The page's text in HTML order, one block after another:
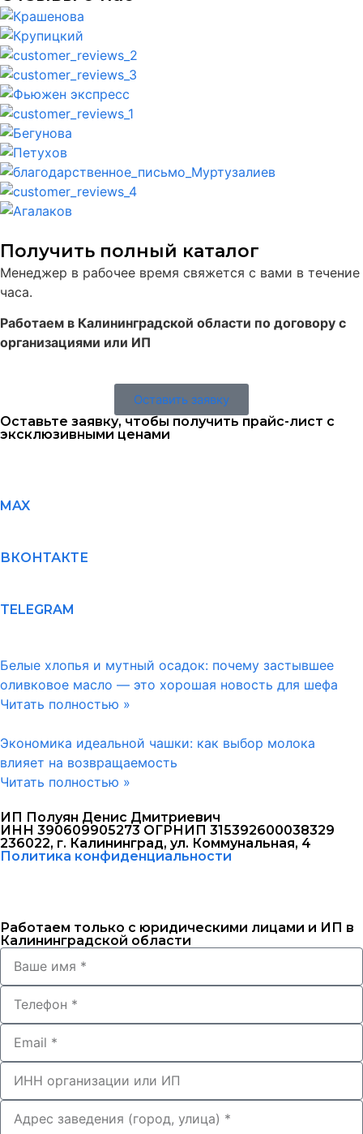
Получить полный каталог
Менеджер в рабочее время свяжется с вами в течение
часа.
Работаем в Калининградской области по договору с
организациями или ИП
Оставить заявку
Оставьте заявку, чтобы получить прайс-лист с
эксклюзивными ценами
MAX
ВКОНТАКТЕ
TELEGRAM
Белые хлопья и мутный осадок: почему застывшее
оливковое масло — это хорошая новость для шефа
Читать полностью »
Экономика идеальной чашки: как выбор молока
влияет на возвращаемость
Читать полностью »
ИП Полуян Денис Дмитриевич
ИНН 390609905273 ОГРНИП 315392600038329
236022, г. Калининград, ул. Коммунальная, 4
Политика конфиденциальности
Работаем только с юридическими лицами и ИП в
Калининградской области